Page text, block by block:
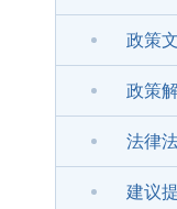
政策
政策
法律
建议